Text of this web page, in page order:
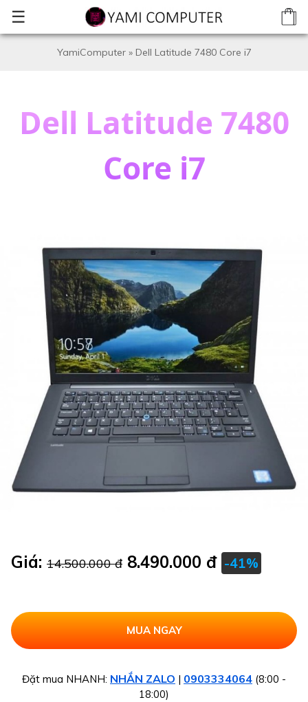
☰
YamiComputer» Dell Latitude 7480 Core i7
Dell Latitude 7480
Core i7
Giá: 14.500.000 đ 8.490.000 đ -41%
Đặt mua NHANH: NHẮN ZALO | 0903334064 (8:00 -
18:00)